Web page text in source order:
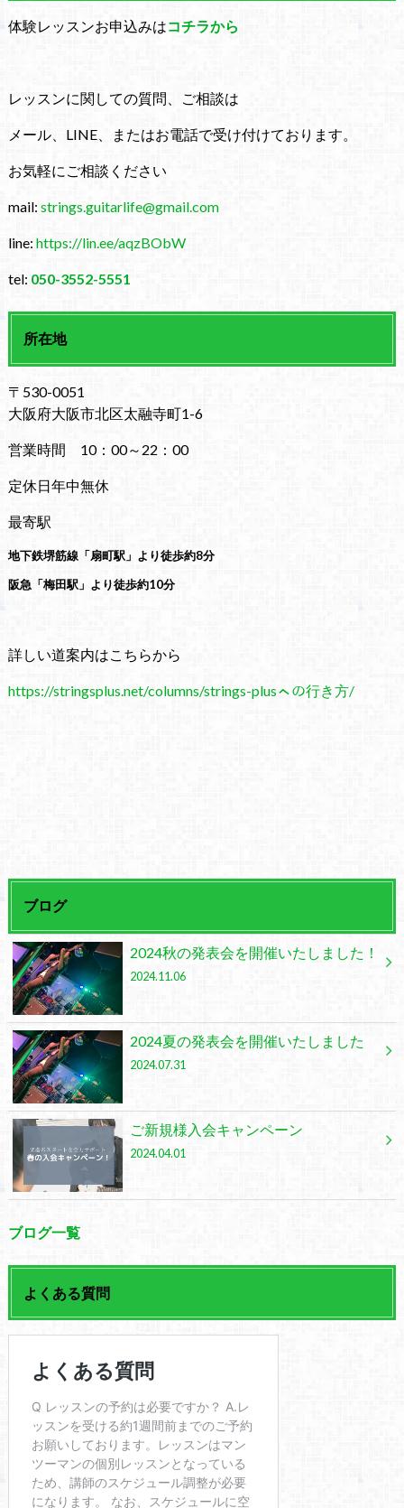
体験レッスンお申込みはコチラから
レッスンに関しての質問、ご相談は
メール、LINE、またはお電話で受け付けております。
お気軽にご相談ください
mail: strings.guitarlife@gmail.com
line: https://lin.ee/aqzBObW
tel: 050-3552-5551
所在地
〒530-0051
大阪府大阪市北区太融寺町1-6
営業時間 10：00～22：00
定休日年中無休
最寄駅
地下鉄堺筋線「扇町駅」より徒歩約8分
阪急「梅田駅」より徒歩約10分
詳しい道案内はこちらから
https://stringsplus.net/columns/strings-plusㇸの行き方/
ブログ
2024秋の発表会を開催いたしました！
2024.11.06
2024夏の発表会を開催いたしました
2024.07.31
ご新規様入会キャンペーン
2024.04.01
ブログ一覧
よくある質問